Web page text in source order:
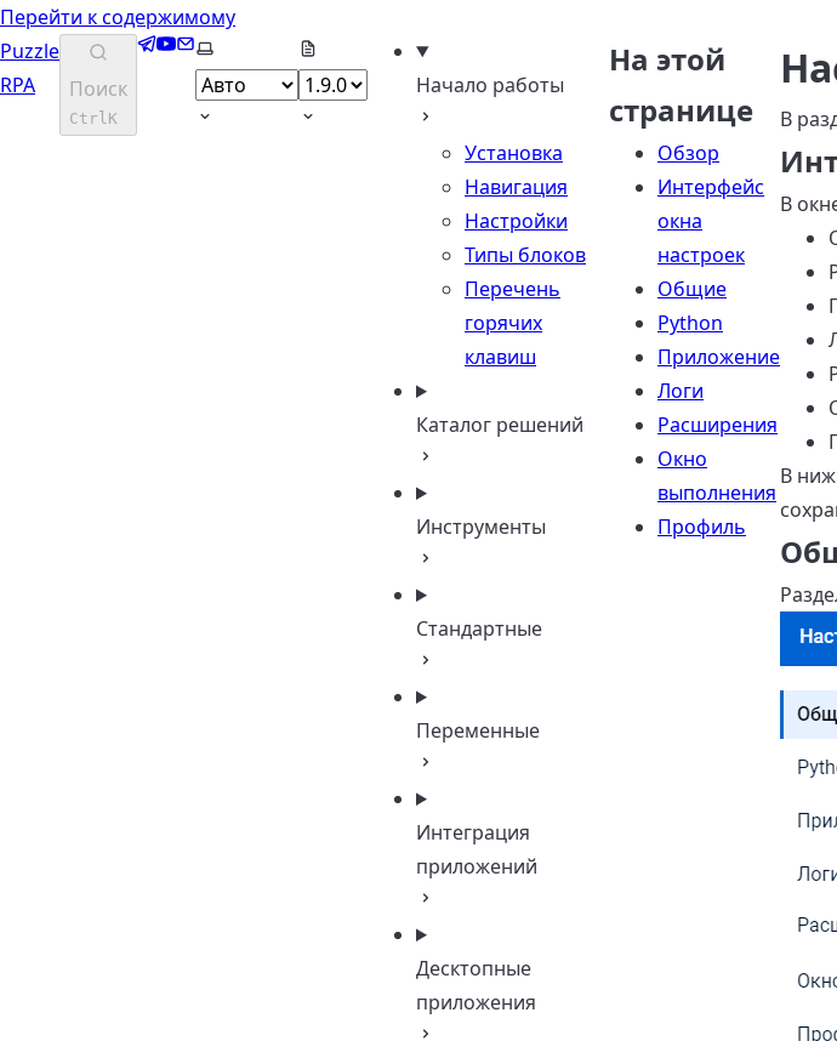
Перейти к содержимому
Puzzle
RPA
Поиск
CtrlK
Telegram
YouTube
EmailВыберите тему
Начало работы
Установка
Навигация
Настройки
Типы блоков
Перечень
горячих
клавиш
Каталог решений
Инструменты
Стандартные
Переменные
Интеграция
приложений
Десктопные
приложения
На этой
странице
Обзор
Интерфейс
окна
настроек
Общие
Python
Приложение
Логи
Расширения
Окно
выполнения
Профиль
В
В
В